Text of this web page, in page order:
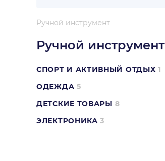
Ручной инструмент
Ручной инструмент
СПОРТ И АКТИВНЫЙ ОТДЫХ 1
ОДЕЖДА 5
ДЕТСКИЕ ТОВАРЫ 8
ЭЛЕКТРОНИКА 3